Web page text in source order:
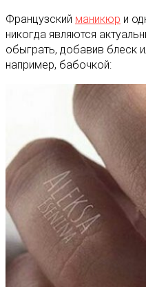
Французский маникюр и
никогда являются
обыграть, добавив блеск
например, бабочкой: